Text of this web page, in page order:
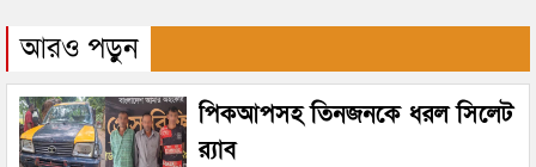
আরও পড়ুন
পিকআপসহ তিনজনকে ধরল সিলেট
র‌্যাব